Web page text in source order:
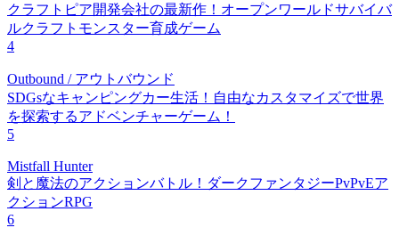
クラフトピア開発会社の最新作！オープンワールドサバイバ
ルクラフトモンスター育成ゲーム
4
Outbound / アウトバウンド
SDGsなキャンピングカー生活！自由なカスタマイズで世界
を探索するアドベンチャーゲーム！
5
Mistfall Hunter
剣と魔法のアクションバトル！ダークファンタジーPvPvEア
クションRPG
6